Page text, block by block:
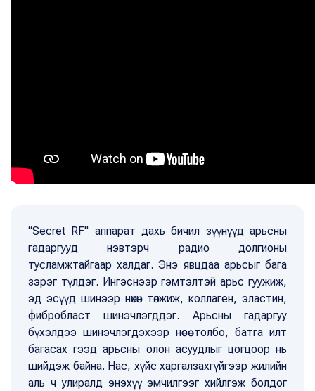
“Secret RF" аппарат дахь бичил зүүнүүд арьсны
гадаргууд нэвтэрч радио долгионы
тусламжтайгаар халдаг. Энэ явцдаа арьсыг бага
зэрэг түлдэг. Ингэснээр гэмтэлтэй арьс гуужиж,
эд эсүүд шинээр нөхөн төлжиж, коллаген, эластин,
фибробласт шинэчлэгддэг. Арьсны гадаргуу
бүхэлдээ шинэчлэгдэхээр нөсөө толбо, батга илт
багасах гээд арьсны олон асуудлыг цогцоор нь
шийдэж байна. Нас, хүйс харгалзахгүйгээр жилийн
аль ч улиралд энэхүү эмчилгээг хийлгэж болдог